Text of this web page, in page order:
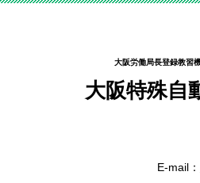
大阪労働局長登録教習
大阪特殊自
E-mail：